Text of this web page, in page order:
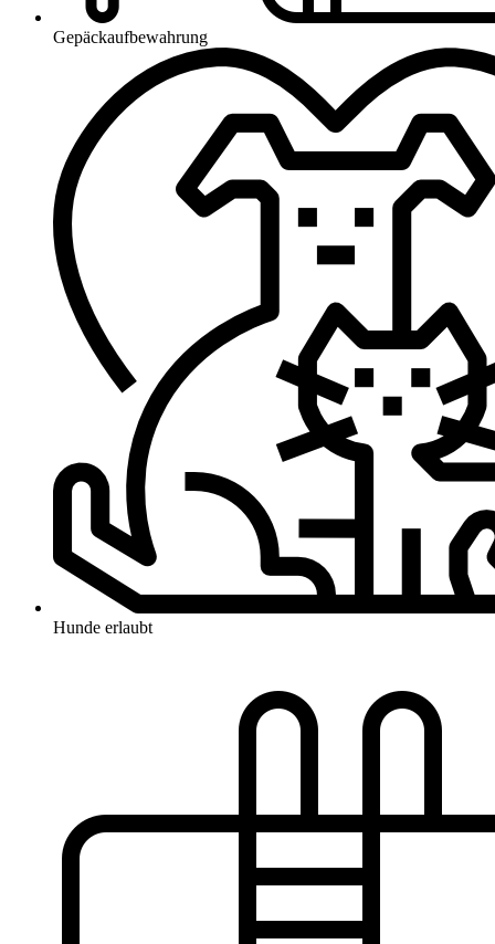
Gepäckaufbewahrung
Hunde erlaubt